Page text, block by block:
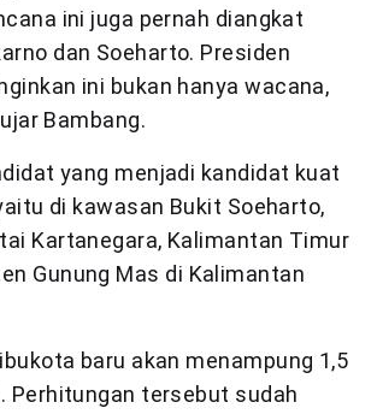
ini juga pernah diangkat
dan Soeharto. Presiden
ini bukan hanya wacana,
Bambang.
yang menjadi kandidat kuat
di kawasan Bukit Soeharto,
Kartanegara, Kalimantan Timur
Gunung Mas di Kalimantan
baru akan menampung 1,5
Perhitungan tersebut sudah